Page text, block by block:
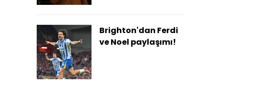
Brighton'dan Ferdi
ve Noel paylaşımı!